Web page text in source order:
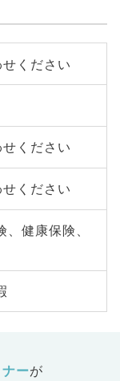
皮
系
ください
ください
ください
健康保険、
ーが